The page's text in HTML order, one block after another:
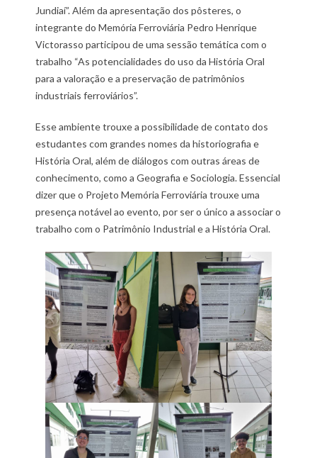
Jundiaí”. Além da apresentação dos pôsteres, o
integrante do Memória Ferroviária Pedro Henrique
Victorasso participou de uma sessão temática com o
trabalho “As potencialidades do uso da História Oral
para a valoração e a preservação de patrimônios
industriais ferroviários”.
Esse ambiente trouxe a possibilidade de contato dos
estudantes com grandes nomes da historiografia e
História Oral, além de diálogos com outras áreas de
conhecimento, como a Geografia e Sociologia. Essencial
dizer que o Projeto Memória Ferroviária trouxe uma
presença notável ao evento, por ser o único a associar o
trabalho com o Patrimônio Industrial e a História Oral.